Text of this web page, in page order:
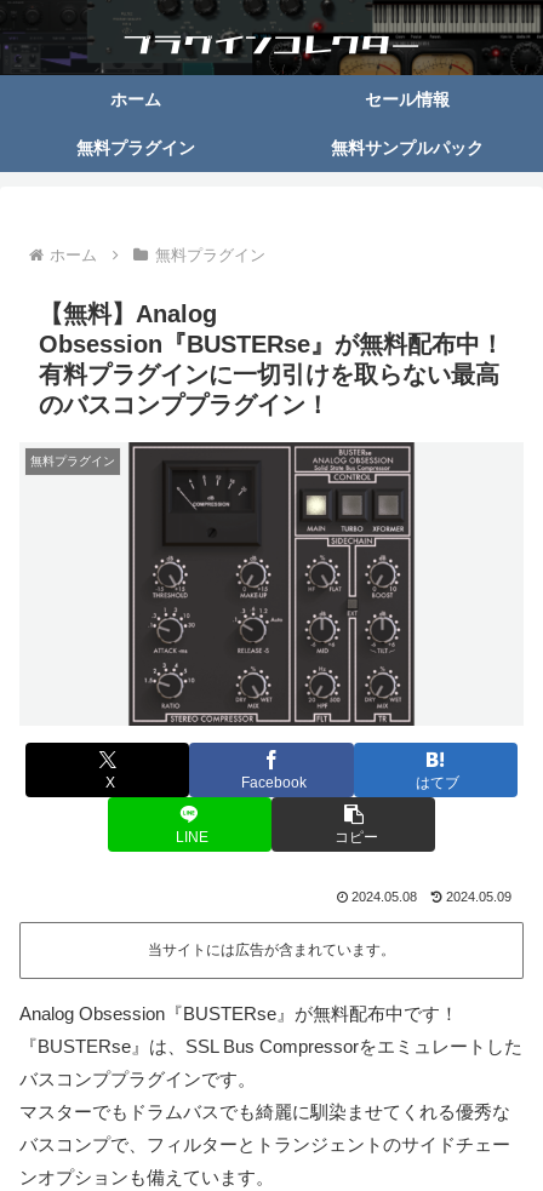
ホーム セール情報
無料プラグイン 無料サンプルパック
ホーム 無料プラグイン
【無料】Analog
Obsession『BUSTERse』が無料配布中！
有料プラグインに一切引けを取らない最高
のバスコンププラグイン！
無料プラグイン
X Facebook はてブ
LINE コピー
2024.05.08 2024.05.09
当サイトには広告が含まれています。
Analog Obsession『BUSTERse』が無料配布中です！
『BUSTERse』は、SSL Bus Compressorをエミュレートした
バスコンププラグインです。
マスターでもドラムバスでも綺麗に馴染ませてくれる優秀な
バスコンプで、フィルターとトランジェントのサイドチェー
ンオプションも備えています。